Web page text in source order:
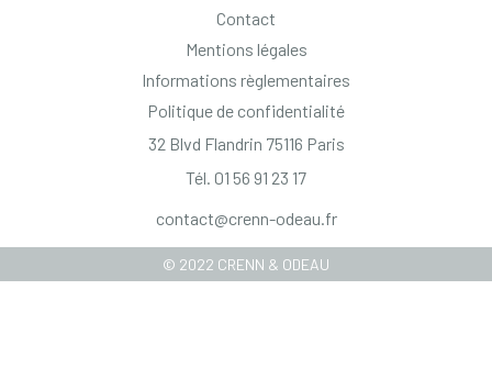
Contact
Mentions légales
Informations règlementaires
Politique de confidentialité
32 Blvd Flandrin 75116 Paris
Tél. 01 56 91 23 17
contact@crenn-odeau.fr
© 2022 CRENN & ODEAU